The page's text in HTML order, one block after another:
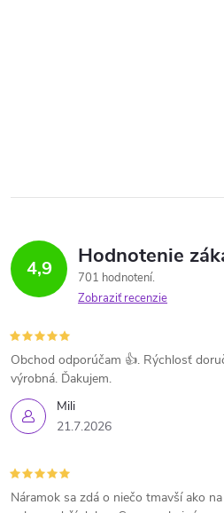
4,9 Hodnotenie
701 hodnotení
Zobraziť recenzie
Mili
21.7.2026
Obchod odporúčam 👍. Rýchlosť
výrobná. Ďakujem.
Náramok sa zdá o niečo tmavší ako